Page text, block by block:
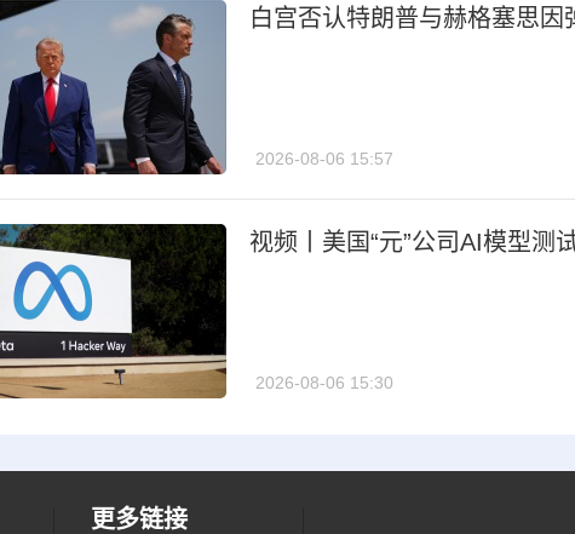
白宫否认特朗普与赫格塞思
2026-08-06 15:57
视频丨美国“元”公司AI模型测
2026-08-06 15:30
更多链接